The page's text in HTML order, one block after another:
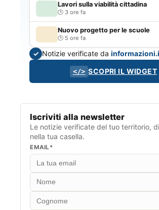
Lavori sulla viabilità cittadina
3 ore fa
Nuovo progetto per le scuole
5 ore fa
✓ Notizie verificate da
</> SCOPRI IL WIDGET
Iscriviti alla newsletter
Le notizie verificate del tuo territorio,
nella tua casella.
EMAIL*